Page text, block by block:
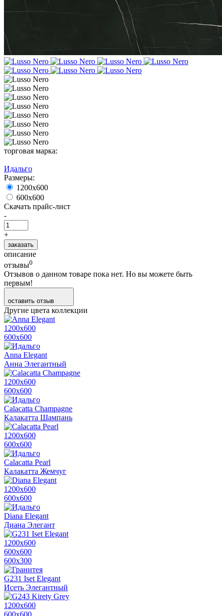
торговая марка:
Идальго
Размеры:
1200х600
600х600
Скачать прайс-лист
-
+
заказать
описание
отзывы0
Отзывов о данном товаре пока нет. Но вы можете быть
первым!
оставить отзыв
Другие цвета коллекции
1200х600
600х600
Anna Elegant
Анна Элегантный
1200х600
600х600
Calacatta Champagne
Калакатта Шампань
1200х600
600х600
Calacatta Pearl
Калакатта Жемчуг
1200х600
600х600
Diana Elegant
Диана Элегант
1200х600
600х600
600x300
G231 Iset Elegant
Исеть Элегантный
1200х600
600х600